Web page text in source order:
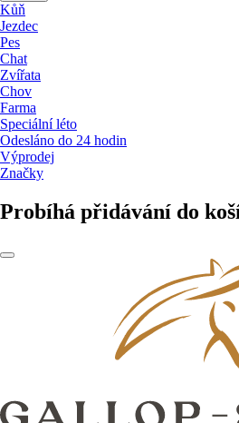
Kůň
Jezdec
Pes
Chat
Zvířata
Chov
Farma
Speciální léto
Odesláno do 24 hodin
Výprodej
Značky
Probíhá přidávání do